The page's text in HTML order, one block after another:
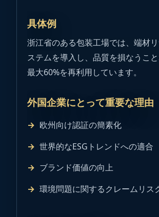
具体例
浙江省のある包装工場では、端材
ステムを導入し、品質を損なうこ
最大60%を再利用しています。
外国企業にとって重要な理由
欧州向け認証の簡素化
世界的なESGトレンドへの適合
ブランド価値の向上
環境問題に関するクレームリス